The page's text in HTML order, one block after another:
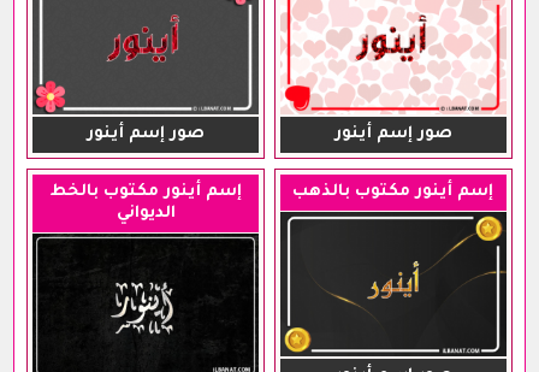
صور إسم أينور صور إسم أينور
إسم أينور مكتوب بالذهب
إسم أينور مكتوب بالخط
الديواني